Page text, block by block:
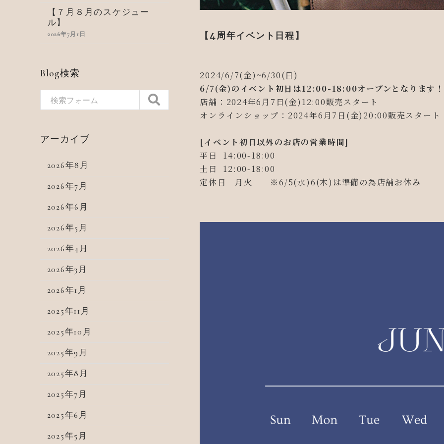
【4周年イベント日程】
2024/6/7(金)~6/30(日)
6/7(金)のイベント初日は12:00-18:00オープンとなります！
店舗：2024年6月7日(金)12:00販売スタート
オンラインショップ：2024年6月7日(金)20:00販売スタート
[イベント初日以外のお店の営業時間]
平日
14:00-18:00
土日
12:00-18:00
定休日 月火 ※6/5(水)6(木)は準備の為店舗お休み
【７月８月のスケジュー
ル】
2026年7月1日
Blog検索
アーカイブ
2026年8月
2026年7月
2026年6月
2026年5月
2026年4月
2026年3月
2026年1月
2025年11月
2025年10月
2025年9月
2025年8月
2025年7月
2025年6月
2025年5月